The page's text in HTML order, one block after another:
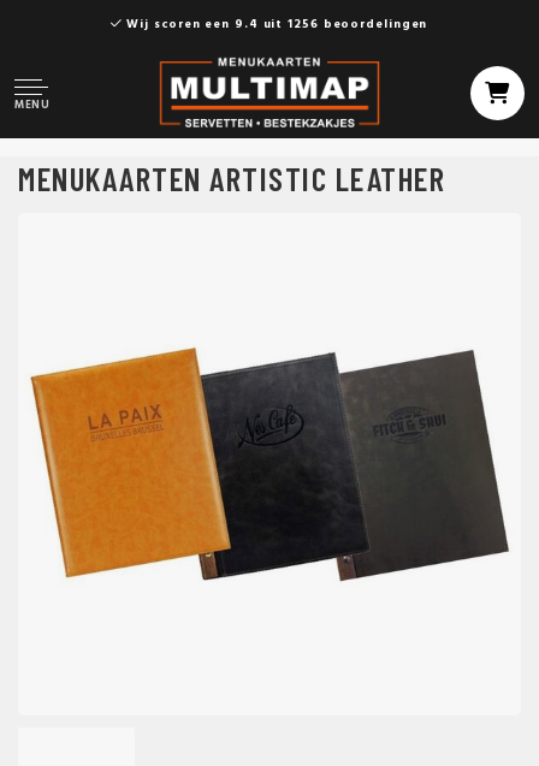
Wij scoren een 9.4 uit 1256 beoordelingen
MENU
MENUKAARTEN ARTISTIC LEATHER